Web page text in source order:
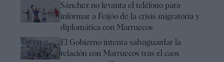
Sánchez no levanta el teléfono para
informar a Feijóo de la crisis migratoria y
diplomática con Marruecos
El Gobierno intenta salvaguardar la
relación con Marruecos tras el caos